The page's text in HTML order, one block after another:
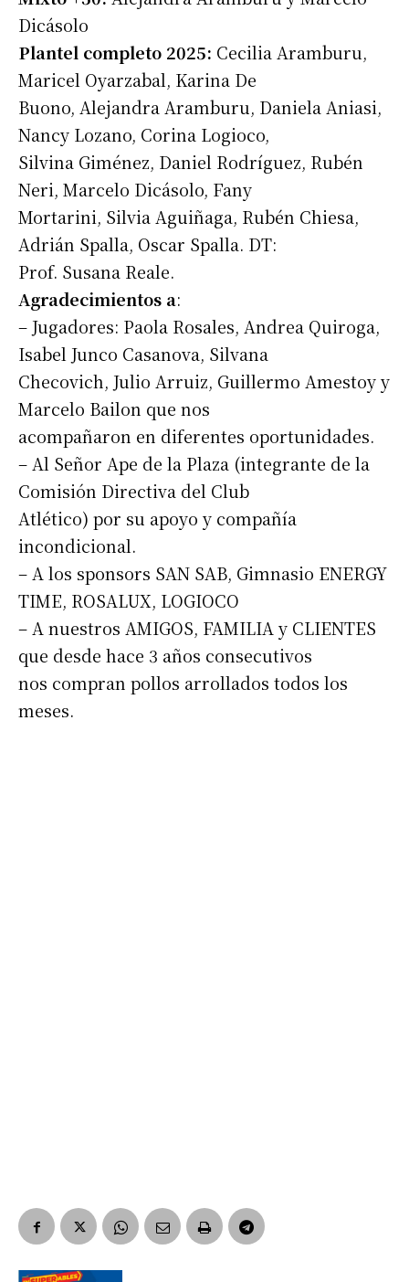
Suscribirme gratis
Dirección de correo electrónico *
Nombre
Apellidos
Número de teléfono
Dicásolo
Plantel completo 2025: Cecilia Aramburu,
Maricel Oyarzabal, Karina De
Buono, Alejandra Aramburu, Daniela Aniasi,
Nancy Lozano, Corina Logioco,
Silvina Giménez, Daniel Rodríguez, Rubén
Neri, Marcelo Dicásolo, Fany
Mortarini, Silvia Aguiñaga, Rubén Chiesa,
Adrián Spalla, Oscar Spalla. DT:
Prof. Susana Reale.
Agradecimientos a:
– Jugadores: Paola Rosales, Andrea Quiroga,
Isabel Junco Casanova, Silvana
Checovich, Julio Arruiz, Guillermo Amestoy y
Marcelo Bailon que nos
acompañaron en diferentes oportunidades.
– Al Señor Ape de la Plaza (integrante de la
Comisión Directiva del Club
Atlético) por su apoyo y compañía
incondicional.
– A los sponsors SAN SAB, Gimnasio ENERGY
TIME, ROSALUX, LOGIOCO
– A nuestros AMIGOS, FAMILIA y CLIENTES
que desde hace 3 años consecutivos
nos compran pollos arrollados todos los
meses.